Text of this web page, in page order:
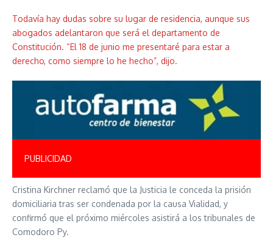
Todavía hay dudas sobre su lugar de residencia, aunque sus
abogados adelantaron que será el departamento de
Constitución. “El 18 de junio me presentaré para estar a
derecho, como siempre lo he hecho”, dijo.
PUBLICIDAD
Cristina Kirchner reclamó que la Justicia le conceda la prisión
domiciliaria tras ser condenada por la causa Vialidad, y
confirmó que el próximo miércoles asistirá a los tribunales de
Comodoro Py.